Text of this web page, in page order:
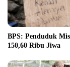
BPS: Penduduk
150,60 Ribu Jiwa